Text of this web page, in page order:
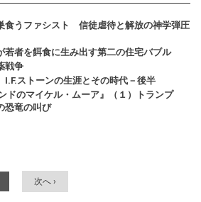
食うファシスト 信徒虐待と解放の神学弾圧
若者を餌食に生み出す第二の住宅バブル
戦争
ストーンの生涯とその時代－後半
ドのマイケル・ムーア』（１）トランプ
恐竜の叫び
次へ ›